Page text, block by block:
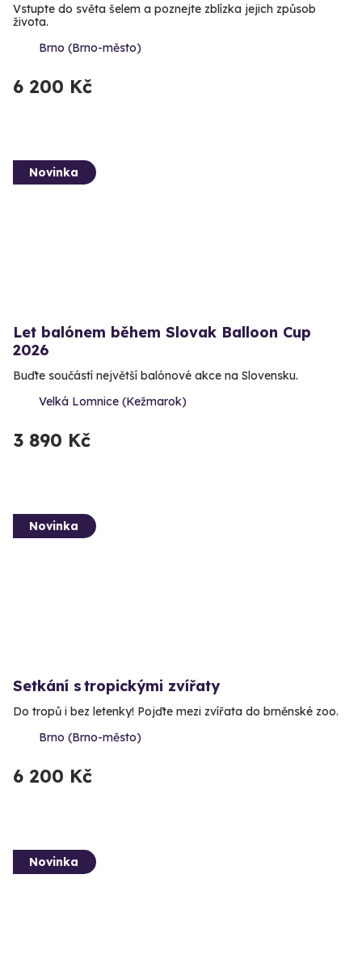
Vstupte do světa šelem a poznejte zblízka jejich způsob
života.
Brno (Brno-město)
6 200 Kč
Novinka
Let balónem během Slovak Balloon Cup
2026
Buďte součástí největší balónové akce na Slovensku.
Velká Lomnice (Kežmarok)
3 890 Kč
Novinka
Setkání s tropickými zvířaty
Do tropů i bez letenky! Pojďte mezi zvířata do brněnské zoo.
Brno (Brno-město)
6 200 Kč
Novinka